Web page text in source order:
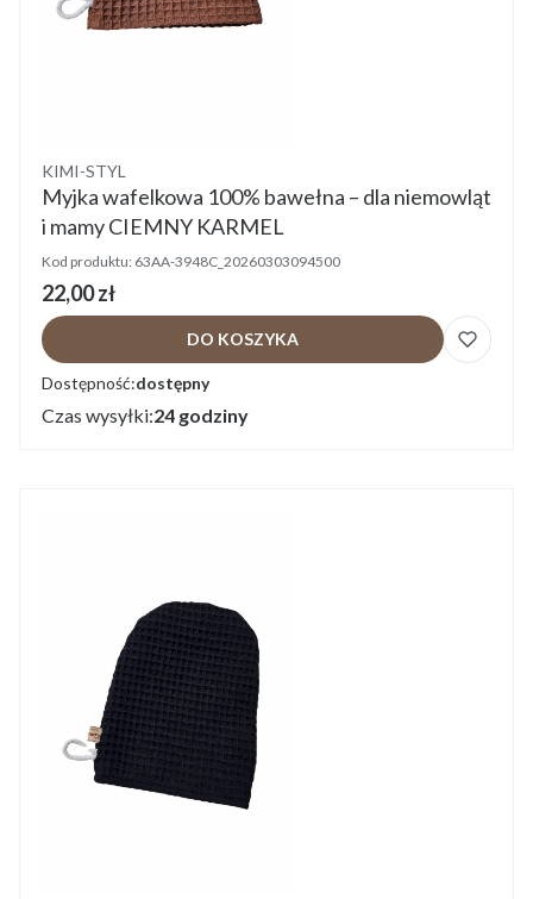
Producent
KIMI-STYL
Myjka wafelkowa 100% bawełna – dla niemowląt
i mamy CIEMNY KARMEL
Kod produktu: 63AA-3948C_20260303094500
Cena
22,00 zł
DO KOSZYKA
Dostępność:dostępny
Czas wysyłki:24 godziny